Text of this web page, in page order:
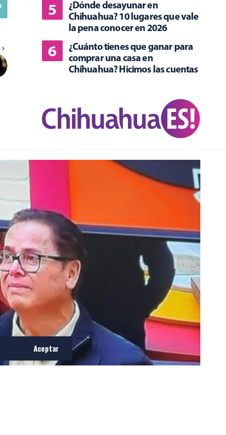
Aceptar
¿Dónde desayunar en
Chihuahua? 10 lugares que vale
la pena conocer en 2026
¿Cuánto tienes que ganar para
comprar una casa en
Chihuahua? Hicimos las cuentas